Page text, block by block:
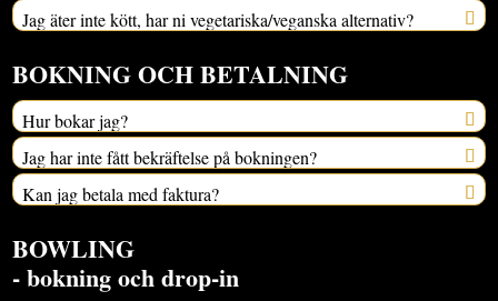
Jag äter inte kött, har ni vegetariska/veganska alternativ?
BOKNING OCH BETALNING
Hur bokar jag?
Jag har inte fått bekräftelse på bokningen?
Kan jag betala med faktura?
BOWLING
- bokning och drop-in